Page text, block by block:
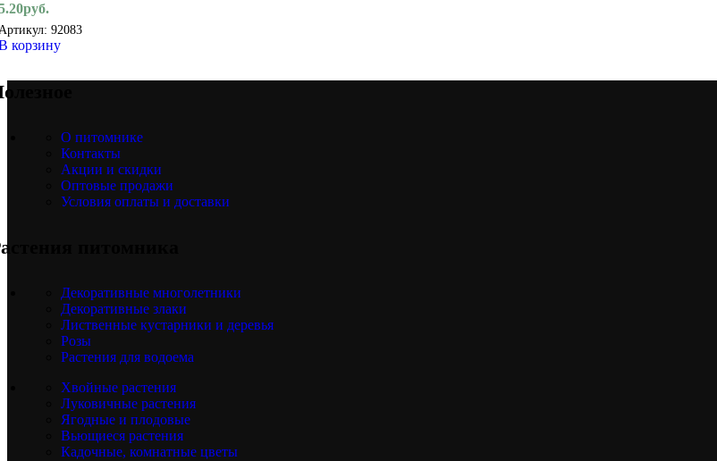
руб.
92083
корзину
О питомнике
Контакты
Акции и скидки
Оптовые продажи
Условия оплаты и доставки
питомника
Декоративные многолетники
Декоративные злаки
Лиственные кустарники и деревья
Розы
Растения для водоема
Хвойные растения
Луковичные растения
Ягодные и плодовые
Вьющиеся растения
Кадочные, комнатные цветы